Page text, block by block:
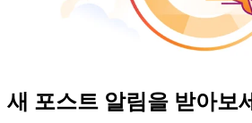
새 포스트 알림을 받아보